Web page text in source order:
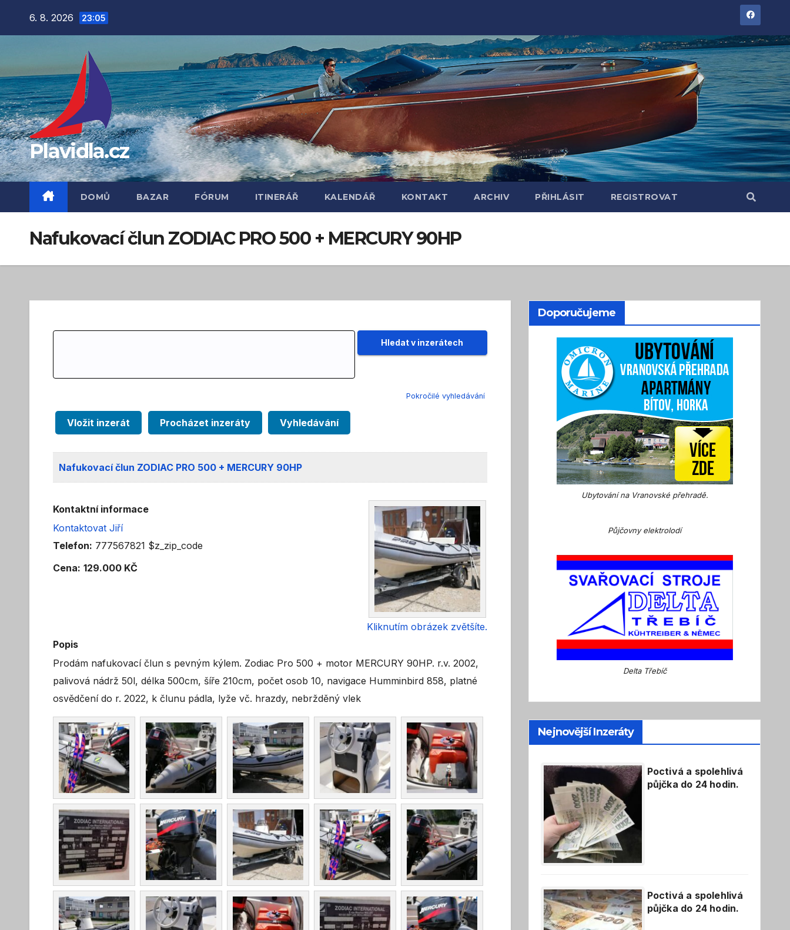
6. 8. 2026 23:05
Plavidla.cz
DOMŮ BAZAR FÓRUM ITINERÁŘ KALENDÁŘ KONTAKT ARCHIV PŘIHLÁSIT REGISTROVAT
Nafukovací člun ZODIAC PRO 500 + MERCURY 90HP
Pokročilé vyhledávání
Vložit inzerát Procházet inzeráty Vyhledávání
Nafukovací člun ZODIAC PRO 500 + MERCURY 90HP
Kliknutím obrázek zvětšíte.
Kontaktní informace
Kontaktovat Jiří
Telefon: 777567821 $z_zip_code
Cena: 129.000 KČ
Popis
Prodám nafukovací člun s pevným kýlem. Zodiac Pro 500 + motor MERCURY 90HP. r.v. 2002,
palivová nádrž 50l, délka 500cm, šíře 210cm, počet osob 10, navigace Humminbird 858, platné
osvědčení do r. 2022, k člunu pádla, lyže vč. hrazdy, nebržděný vlek
Doporučujeme
Ubytování na Vranovské přehradě.
Půjčovny elektrolodí
Delta Třebíč
Nejnovější Inzeráty
Poctivá a spolehlivá
půjčka do 24 hodin.
Poctivá a spolehlivá
půjčka do 24 hodin.